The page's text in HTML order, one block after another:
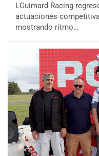
LGuimard Racing
actuaciones
mostrando ritmo…